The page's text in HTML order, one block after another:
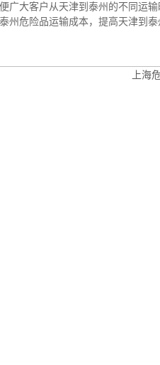
广大客户从天津到泰州的不同运
州危险品运输成本，提高天津到